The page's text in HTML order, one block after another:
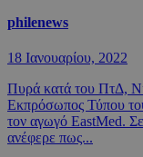
philenews
18 Ιανουαρίου, 2022
Πυρά κατά του ΠτΔ,
Εκπρόσωπος Τύπου
τον αγωγό EastMed.
ανέφερε πως...